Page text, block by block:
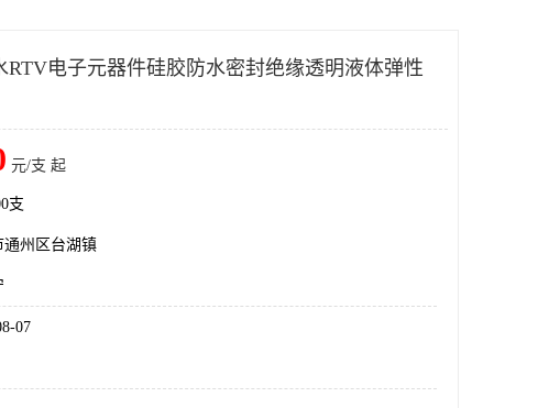
RTV电子元器件硅胶防水密封绝缘透明液体弹性
元/支 起
支
通州区台湖镇
07